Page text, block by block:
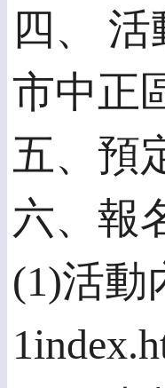
四、
市中正
五、預
六、報
(1)活動